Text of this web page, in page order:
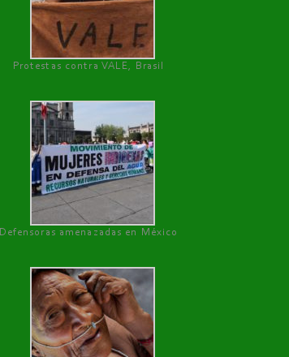
Protestas contra VALE, Brasil
Defensoras amenazadas en México